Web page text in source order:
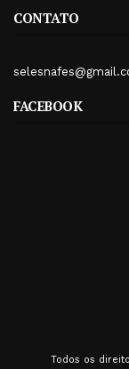
CONTATO
FACEBOOK
Todos os